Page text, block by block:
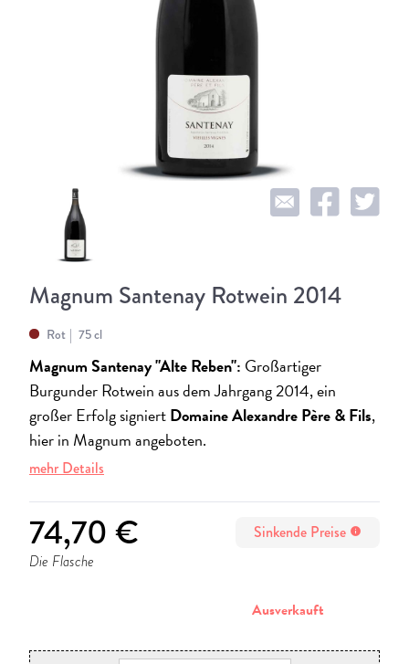
Magnum Santenay Rotwein 2014
Rot 75 cl
Magnum Santenay "Alte Reben": Großartiger
Burgunder Rotwein aus dem Jahrgang 2014, ein
großer Erfolg signiertDomaine Alexandre Père & Fils,
hier in Magnum angeboten.
mehr Details
74,70 € Sinkende Preise info
Die Flasche
Ausverkauft